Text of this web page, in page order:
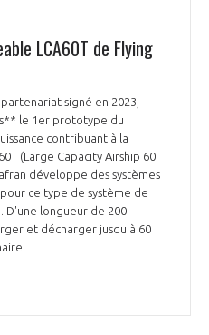
LCA60T de Flying
signé en 2023,
le 1er prototype du
contribuant à la
(Large Capacity Airship 60
développe des systèmes
ce type de système de
D'une longueur de 200
et décharger jusqu'à 60